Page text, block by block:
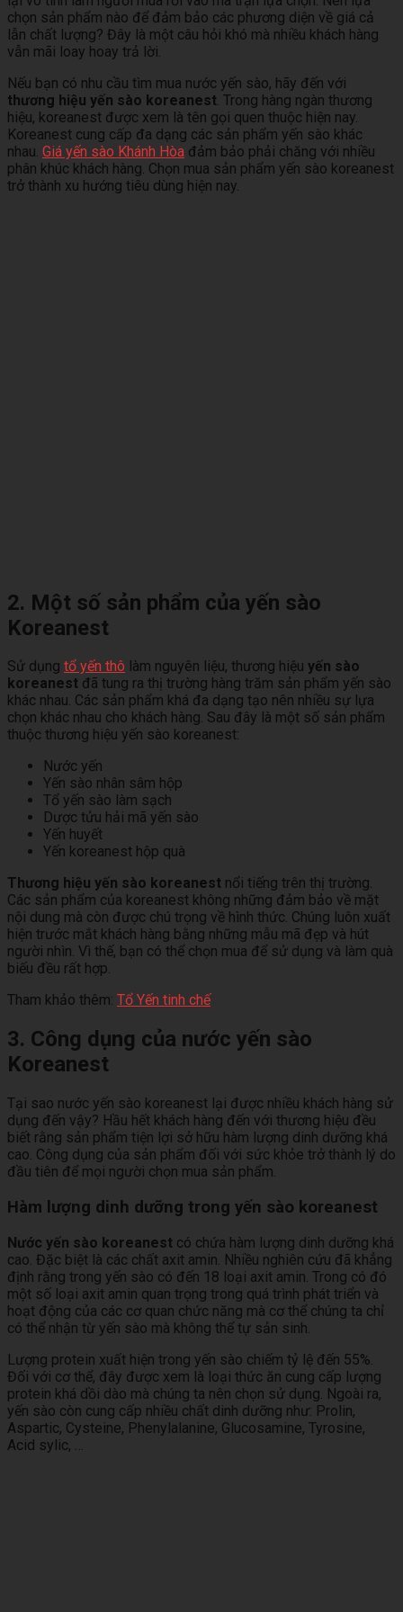
chọn sản phẩm nào để đảm bảo các phương diện về giá cả
lẫn chất lượng? Đây là một câu hỏi khó mà nhiều khách hàng
vẫn mãi loay hoay trả lời.
Nếu bạn có nhu cầu tìm mua nước yến sào, hãy đến với
thương hiệu yến sào koreanest . Trong hàng ngàn thương
hiệu, koreanest được xem là tên gọi quen thuộc hiện nay.
Koreanest cung cấp đa dạng các sản phẩm yến sào khác
nhau. Giá yến sào Khánh Hòa đảm bảo phải chăng với nhiều
phân khúc khách hàng. Chọn mua sản phẩm yến sào koreanest
trở thành xu hướng tiêu dùng hiện nay.
2. Một số sản phẩm của yến sào
Koreanest
Sử dụng tổ yến thô làm nguyên liệu, thương hiệu yến sào
koreanest đã tung ra thị trường hàng trăm sản phẩm yến sào
khác nhau. Các sản phẩm khá đa dạng tạo nên nhiều sự lựa
chọn khác nhau cho khách hàng. Sau đây là một số sản phẩm
thuộc thương hiệu yến sào koreanest:
Nước yến
Yến sào nhân sâm hộp
Tổ yến sào làm sạch
Dược tửu hải mã yến sào
Yến huyết
Yến koreanest hộp quà
Thương hiệu yến sào koreanest nổi tiếng trên thị trường.
Các sản phẩm của koreanest không những đảm bảo về mặt
nội dung mà còn được chú trọng về hình thức. Chúng luôn xuất
hiện trước mắt khách hàng bằng những mẫu mã đẹp và hút
người nhìn. Vì thế, bạn có thể chọn mua để sử dụng và làm quà
biếu đều rất hợp.
Tham khảo thêm: Tổ Yến tinh chế
3. Công dụng của nước yến sào
Koreanest
Tại sao nước yến sào koreanest lại được nhiều khách hàng sử
dụng đến vậy? Hầu hết khách hàng đến với thương hiệu đều
biết rằng sản phẩm tiện lợi sở hữu hàm lượng dinh dưỡng khá
cao. Công dụng của sản phẩm đối với sức khỏe trở thành lý do
đầu tiên để mọi người chọn mua sản phẩm.
Hàm lượng dinh dưỡng trong yến sào koreanest
Nước yến sào koreanest có chứa hàm lượng dinh dưỡng khá
cao. Đặc biệt là các chất axit amin. Nhiều nghiên cứu đã khẳng
định rằng trong yến sào có đến 18 loại axit amin. Trong có đó
một số loại axit amin quan trọng trong quá trình phát triển và
hoạt động của các cơ quan chức năng mà cơ thể chúng ta chỉ
có thể nhận từ yến sào mà không thể tự sản sinh.
Lượng protein xuất hiện trong yến sào chiếm tỷ lệ đến 55%.
Đối với cơ thể, đây được xem là loại thức ăn cung cấp lượng
protein khá dồi dào mà chúng ta nên chọn sử dụng. Ngoài ra,
yến sào còn cung cấp nhiều chất dinh dưỡng như: Prolin,
Aspartic, Cysteine, Phenylalanine, Glucosamine, Tyrosine,
Acid sylic, …